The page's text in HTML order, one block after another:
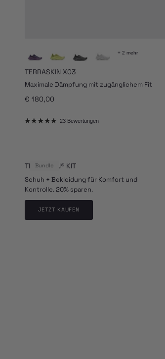
Bundle
TERRASKIN® KIT
Schuh + Bekleidung für Komfort und
Kontrolle. 20% sparen.
JETZT KAUFEN
+ 2 mehr
TERRASKIN X03
Maximale Dämpfung mit zugänglichem Fit
Normaler Preis
€ 180,00
23 Bewertungen